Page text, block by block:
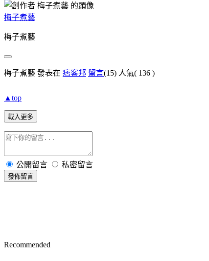
梅子煮藝
梅子煮藝
梅子煮藝 發表在 痞客邦 留言(15) 人氣( 136 )
▲top
載入更多
公開留言 私密留言
發佈留言
Recommended